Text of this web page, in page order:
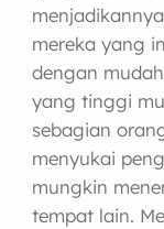
mereka yang
dengan
yang tinggi
sebagian
menyukai
mungkin
tempat lain.